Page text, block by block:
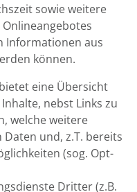
sowie weitere
Informationen aus
können.
eine Übersicht
nebst Links zu
welche weitere
und, z.T. bereits
(sog. Opt-
Dritter (z.B.